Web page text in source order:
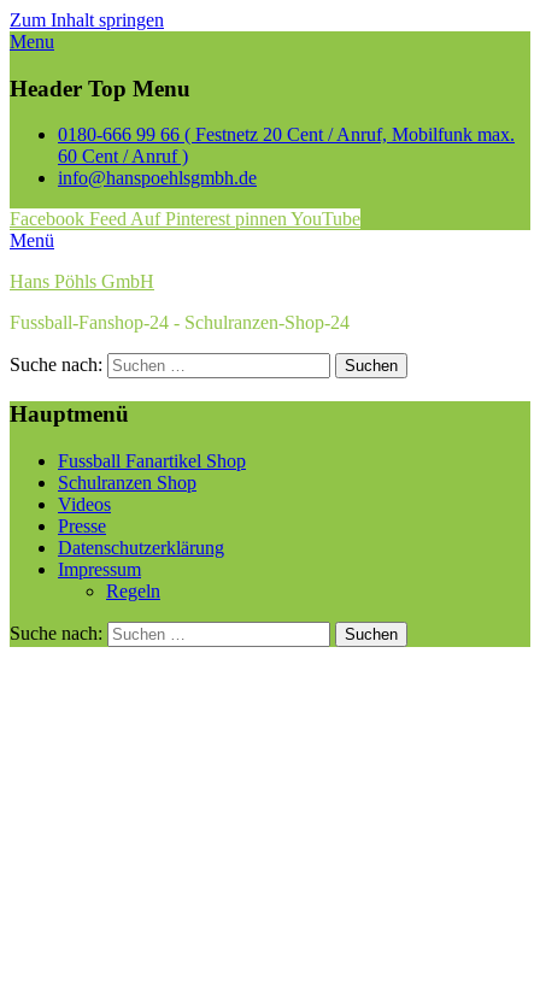
Zum Inhalt springen
Menu
Header Top Menu
0180-666 99 66 ( Festnetz 20 Cent / Anruf, Mobilfunk max.
60 Cent / Anruf )
info@hanspoehlsgmbh.de
Facebook FeedAuf Pinterest pinnenYouTube
Menü
Hans Pöhls GmbH
Fussball-Fanshop-24 - Schulranzen-Shop-24
Suche nach:
Hauptmenü
Fussball Fanartikel Shop
Schulranzen Shop
Videos
Presse
Datenschutzerklärung
Impressum
Regeln
Suche nach: